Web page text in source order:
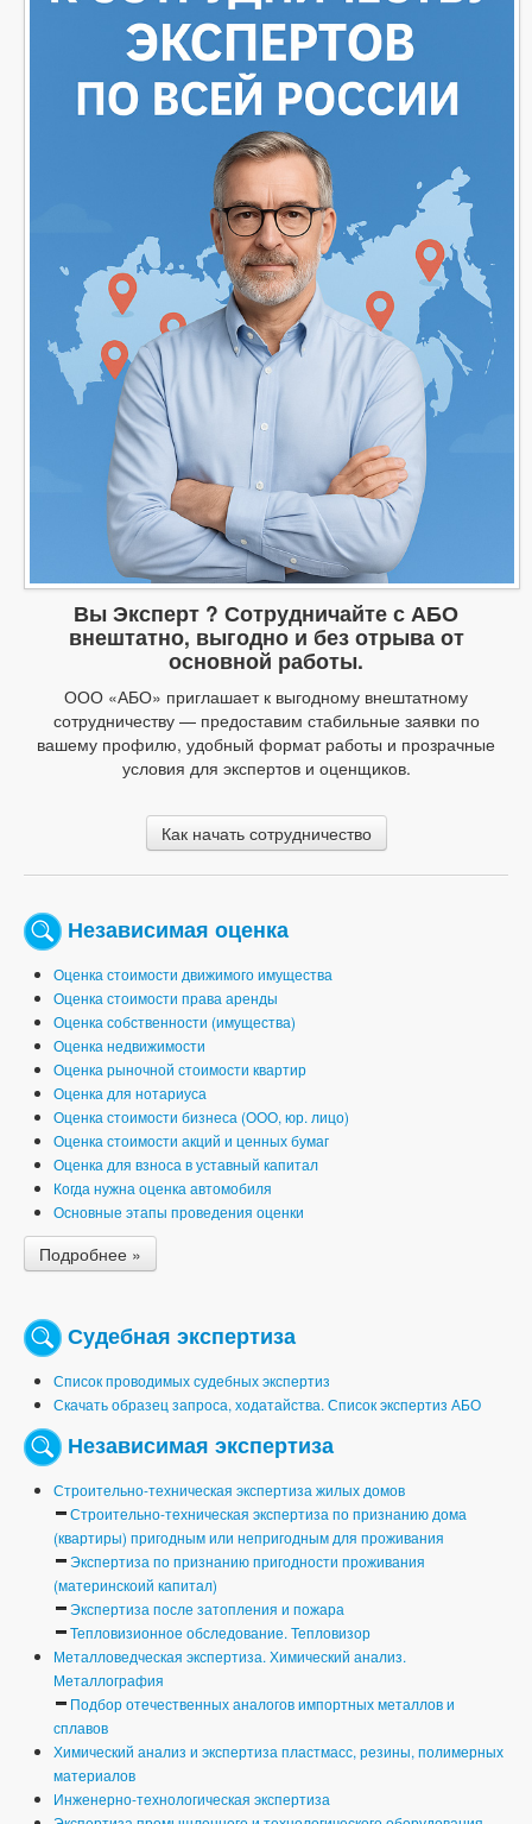
Вы Эксперт ? Сотрудничайте с АБО
внештатно, выгодно и без отрыва от
основной работы.
ООО «АБО» приглашает к выгодному внештатному
сотрудничеству — предоставим стабильные заявки по
вашему профилю, удобный формат работы и прозрачные
условия для экспертов и оценщиков.
Как начать сотрудничество
Независимая оценка
Оценка стоимости движимого имущества
Оценка стоимости права аренды
Оценка собственности (имущества)
Оценка недвижимости
Оценка рыночной стоимости квартир
Оценка для нотариуса
Оценка стоимости бизнеса (ООО, юр. лицо)
Оценка стоимости акций и ценных бумаг
Оценка для взноса в уставный капитал
Когда нужна оценка автомобиля
Основные этапы проведения оценки
Подробнее »
Судебная экспертиза
Список проводимых судебных экспертиз
Скачать образец запроса, ходатайства. Список экспертиз АБО
Независимая экспертиза
Строительно-техническая экспертиза жилых домов
Строительно-техническая экспертиза по признанию дома
(квартиры) пригодным или непригодным для проживания
Экспертиза по признанию пригодности проживания
(материнскоий капитал)
Экспертиза после затопления и пожара
Тепловизионное обследование. Тепловизор
Металловедческая экспертиза. Химический анализ.
Металлография
Подбор отечественных аналогов импортных металлов и
сплавов
Химический анализ и экспертиза пластмасс, резины, полимерных
материалов
Инженерно-технологическая экспертиза